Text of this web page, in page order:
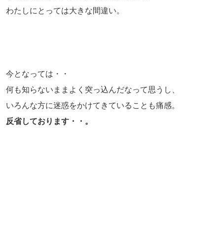
わたしにとっては大きな間違い。
今となっては・・
何も知らないままよく突っ込んだなって思うし、
いろんな方に迷惑をかけてきていることも痛感。
反省しております・・。